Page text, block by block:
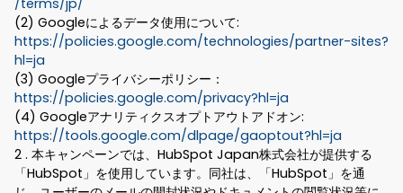
/terms/jp/
(2) Googleによるデータ使用について:
https://policies.google.com/technologies/partner-sites?
hl=ja
(3) Googleプライバシーポリシー：
https://policies.google.com/privacy?hl=ja
(4) Googleアナリティクスオプトアウトアドオン:
https://tools.google.com/dlpage/gaoptout?hl=ja
2 . 本キャンペーンでは、HubSpot Japan株式会社が提供する
「HubSpot」を使用しています。同社は、「HubSpot」を通